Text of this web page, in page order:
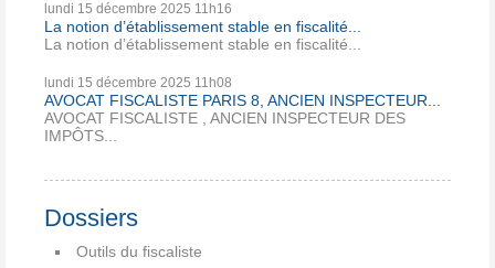
lundi 15 décembre 2025 11h16
La notion d’établissement stable en fiscalité...
La notion d’établissement stable en fiscalité...
lundi 15 décembre 2025 11h08
AVOCAT FISCALISTE PARIS 8, ANCIEN INSPECTEUR...
AVOCAT FISCALISTE , ANCIEN INSPECTEUR DES
IMPÔTS...
Dossiers
Outils du fiscaliste